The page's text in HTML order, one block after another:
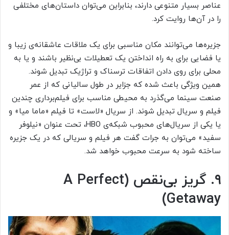
عناصر بسیار متنوعی دارند، بنابراین می‌توان داستان‌های مختلفی
را در آن‌ها روایت کرد.
جزیره‌ها می‌توانند مکان مناسبی برای یک ملاقات عاشقانه‌ی زیبا و
یا فضایی برای به راه انداختن یک تعطیلات بی‌نظیر باشند و یا به
محلی برای روی دادن اتفاقات ترسناک و تراژیک تبدیل شوند.
همین ویژگی باعث شده که جزایر در طول سالیانی که از عمر
صنعت سینما می‌گذرد به محیطی مناسب برای فیلم‌برداری چندین
فیلم و سریال تبدیل شوند. از سریال «لاست» تا فیلم «ماما میا» و
یا یکی از سریال‌های محبوب شبکه‌ی HBO، تحت عنوان «نیلوفر
سفید» می‌توان به جرات گفت هر فیلم و سریالی که در یک جزیره
ساخته شود به سرعت محبوب خواهد شد.
۹. گریز بی‌نقص (A Perfect
Getaway)